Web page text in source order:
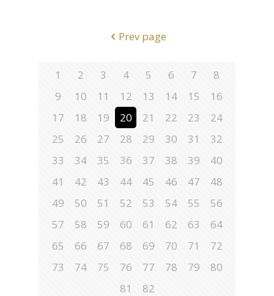
Prev page
1 2 3 4 5 6 7
8
9
10 11 12 13 14 15
16
17
18 19 20 21 22 23
24
25
26 27 28 29 30 31
32
33
34 35 36 37 38 39
40
41
42 43 44 45 46 47
48
49
50 51 52 53 54 55
56
57
58 59 60 61 62 63
64
65
66 67 68 69 70 71
72
73
74 75 76 77 78 79
80
81
82